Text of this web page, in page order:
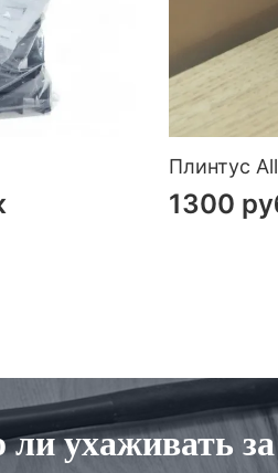
Плинтус
1300
ухаживать